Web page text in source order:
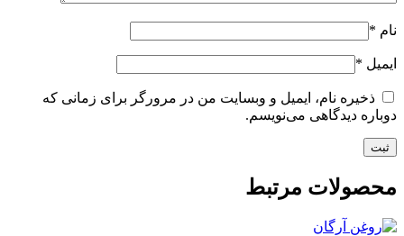
نام *
ایمیل *
ذخیره نام، ایمیل و وبسایت من در مرورگر برای زمانی که
دوباره دیدگاهی می‌نویسم.
محصولات مرتبط